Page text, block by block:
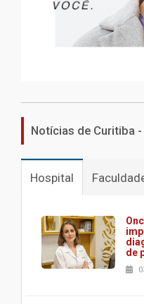
Notícias de Curitiba -
Hospital
de